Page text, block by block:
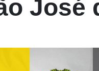
José